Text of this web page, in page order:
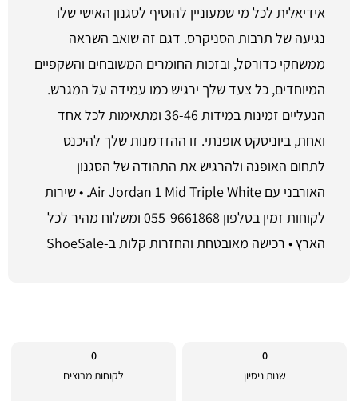
אידיאלית לכל מי שמעוניין להוסיף לסגנון האישי שלו
נגיעה של תרבות הסניקרס. דגם זה שואב השראה
ממשחקי כדורסל, ובזכות החומרים המשובחים והשקפיים
המיוחדים, כל צעד שלך ירגיש כמו עמידה על המגרש.
הנעליים זמינות במידות 36-46 ומתאימות לכל אחד
ואחת, ביוניסקס אופנתי. זו ההזדמנות שלך להיכנס
לתחום האופנה ולהרגיש את התהודה של הסגנון
האורבני עם Air Jordan 1 Mid Triple White. • שירות
לקוחות זמין בטלפון 055-9661868 ומשלוח מהיר לכל
הארץ • רכישה מאובטחת והחזרות קלות ב-ShoeSale
0
שנות ניסיון
0
לקוחות מרוצים